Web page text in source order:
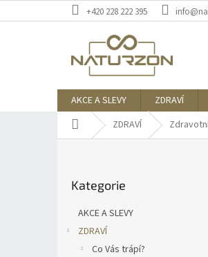
na
+420 228 222 395
AKCE A SLEVY ZDRAVÍ
Domů ZDRAVÍ
kategorie
Kategorie
AKCE A SLEVY
ZDRAVÍ
Co Vás trápí?